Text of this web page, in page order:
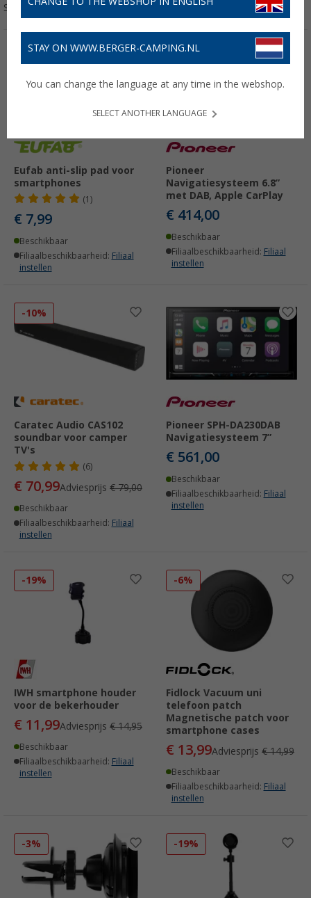
Sorteren:
Eufab anti-slip pad voor
smartphones
(1)
€ 7,99
Beschikbaar
Filiaalbeschikbaarheid: Filiaal
instellen
Pioneer
Navigatiesysteem 6.8”
met DAB, Apple CarPlay
€ 414,00
Beschikbaar
Filiaalbeschikbaarheid: Filiaal
instellen
-10%
Caratec Audio CAS102
soundbar voor camper
TV's
(6)
€ 70,99Adviesprijs € 79,00
Beschikbaar
Filiaalbeschikbaarheid: Filiaal
instellen
Pioneer SPH-DA230DAB
Navigatiesysteem 7”
€ 561,00
Beschikbaar
Filiaalbeschikbaarheid: Filiaal
instellen
-19%
IWH smartphone houder
voor de bekerhouder
€ 11,99Adviesprijs € 14,95
Beschikbaar
Filiaalbeschikbaarheid: Filiaal
instellen
-6%
Fidlock Vacuum uni
telefoon patch
Magnetische patch voor
smartphone cases
€ 13,99Adviesprijs € 14,99
Beschikbaar
Filiaalbeschikbaarheid: Filiaal
instellen
-3% -19%
STAY ON WWW.BERGER-CAMPING.NL
You can change the language at any time in the webshop.
SELECT ANOTHER LANGUAGE